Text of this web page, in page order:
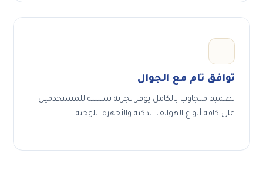
توافق تام مع الجوال
تصميم متجاوب بالكامل يوفر تجربة سلسة للمستخدمين
على كافة أنواع الهواتف الذكية والأجهزة اللوحية.